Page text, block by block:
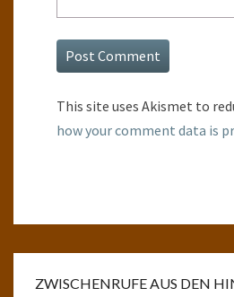
This site uses Akismet to
how your comment data is
ZWISCHENRUFE AUS DEN